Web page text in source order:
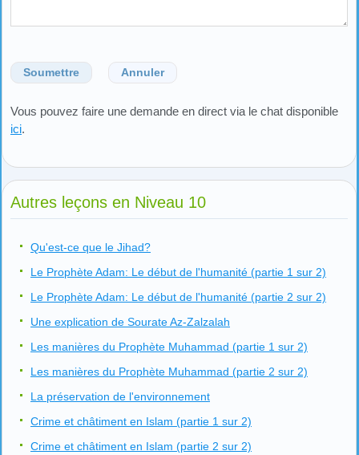
Soumettre Annuler
Vous pouvez faire une demande en direct via le chat disponible
ici.
Autres leçons en Niveau 10
Qu'est-ce que le Jihad?
Le Prophète Adam: Le début de l'humanité (partie 1 sur 2)
Le Prophète Adam: Le début de l'humanité (partie 2 sur 2)
Une explication de Sourate Az-Zalzalah
Les manières du Prophète Muhammad (partie 1 sur 2)
Les manières du Prophète Muhammad (partie 2 sur 2)
La préservation de l'environnement
Crime et châtiment en Islam (partie 1 sur 2)
Crime et châtiment en Islam (partie 2 sur 2)